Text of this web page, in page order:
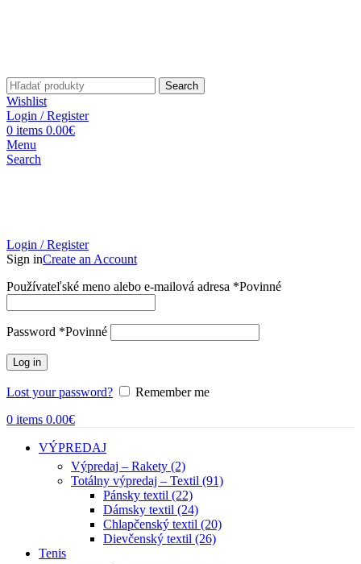
Search
Wishlist
Login / Register
0 items 0.00€
Menu
Search
Login / Register
Sign inCreate an Account
Používateľské meno alebo e-mailová adresa *Povinné
Password *Povinné
Log in
Lost your password?
Remember me
0 items 0.00€
VÝPREDAJ
Výpredaj – Rakety (2)
Totálny výpredaj – Textil (91)
Pánsky textil (22)
Dámsky textil (24)
Chlapčenský textil (20)
Dievčenský textil (26)
Tenis